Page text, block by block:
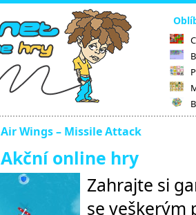
Air Wings – Missile Attack
Akční online hry
Zahrajte si
se veškerým